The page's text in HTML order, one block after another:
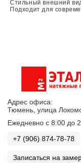
Стильный внешний
Подходит для
Адрес офиса:
Тюмень, улица
Ежедневно с 8:00 до
+7 (906) 874-78-78
Записаться на